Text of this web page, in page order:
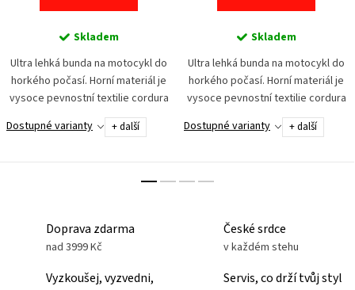
Skladem
Ultra lehká bunda na motocykl do
horkého počasí. Horní materiál je
vysoce pevnostní textilie cordura
a síťovina pro maximální odvětrání.
Bezpečnost zajišťuje set chráničů
Dostupné varianty + další
Skladem
Ultra lehká bunda na motocykl do
horkého počasí. Horní materiál je
vysoce pevnostní textilie cordura
a síťovina pro maximální odvětrání.
Bezpečnost zajišťuje set chráničů
Dostupné varianty + další
Doprava zdarma
nad 3999 Kč
České srdce
v každém stehu
Vyzkoušej, vyzvedni, Servis, co drží tvůj styl